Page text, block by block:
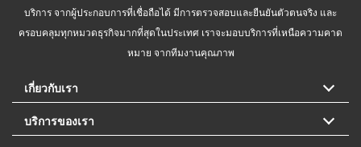
บริการ จากผู้ประกอบการที่เชื่อถือได้ มีการตรวจสอบและยืนยันตัวตนจริง และ
ครอบคลุมทุกหมวดธุรกิจมากที่สุดในประเทศ เราจะมอบบริการที่เหนือความคาด
หมาย จากทีมงานคุณภาพ
เกี่ยวกับเรา
บริการของเรา